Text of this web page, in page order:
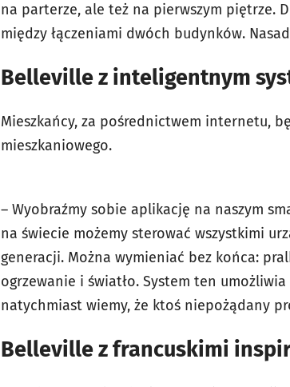
na parterze, ale też na pierwszym piętrze.
między łączeniami dwóch budynków.
Belleville z inteligentnym
Mieszkańcy, za pośrednictwem internetu,
mieszkaniowego.
– Wyobraźmy sobie aplikację na naszym
na świecie możemy sterować wszystkimi
generacji. Można wymieniać bez końca:
ogrzewanie i światło. System ten
natychmiast wiemy, że ktoś niepożądany
Belleville z francuskimi